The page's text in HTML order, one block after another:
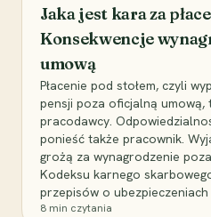
Jaka jest kara za
Konsekwencje
umową
Płacenie pod stołem, czyli
pensji poza oficjalną
pracodawcy.
ponieść także pracownik.
grożą za wynagrodzenie
Kodeksu karnego
przepisów o ubezpieczeniach
8 min czytania